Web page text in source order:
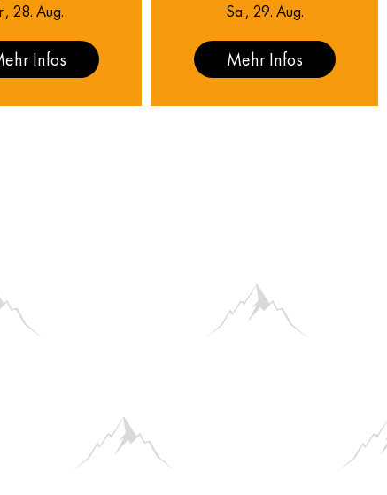
28. Aug.
Infos
Sa., 29. Aug.
Mehr Infos